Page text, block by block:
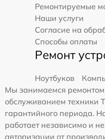
Ремонтируемые
Наши услуги
Согласие на
Способы оплаты
Ремонт
Ноутбуков
Мы занимаемся ремонтом
обслуживанием техники
гарантийного периода.
работает независимо и
авторизации от